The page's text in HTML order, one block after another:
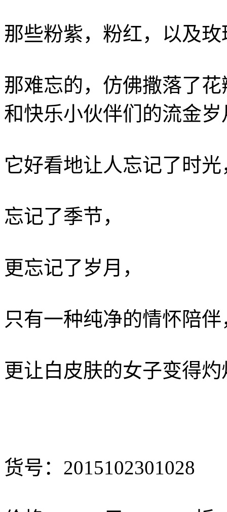
那些粉紫，粉红，以及
那难忘的，仿佛撒落了
和快乐小伙伴们的流金岁
它好看地让人忘记了时光
忘记了季节，
更忘记了岁月，
只有一种纯净的情怀陪伴
更让白皮肤的女子变得
货号：2015102301028